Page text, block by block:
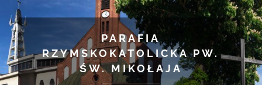
PARAFIA
RZYMSKOKATOLICKA PW.
ŚW. MIKOŁAJA